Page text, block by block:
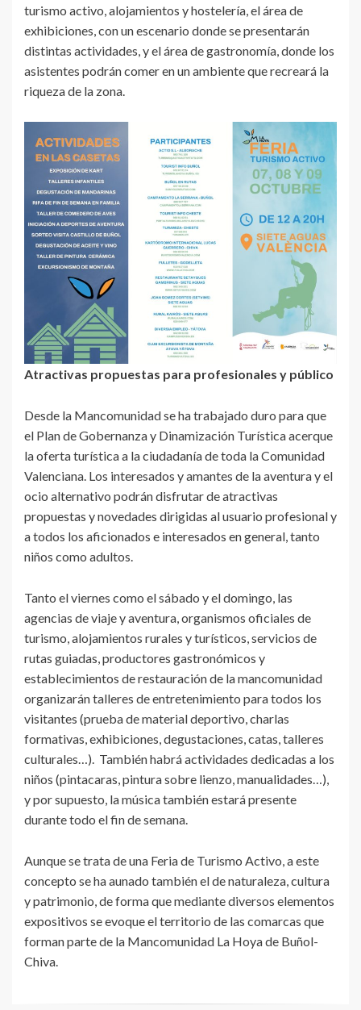
turismo activo, alojamientos y hostelería, el área de
exhibiciones, con un escenario donde se presentarán
distintas actividades, y el área de gastronomía, donde los
asistentes podrán comer en un ambiente que recreará la
riqueza de la zona.
Atractivas propuestas para profesionales y público
Desde la Mancomunidad se ha trabajado duro para que
el Plan de Gobernanza y Dinamización Turística acerque
la oferta turística a la ciudadanía de toda la Comunidad
Valenciana. Los interesados y amantes de la aventura y el
ocio alternativo podrán disfrutar de atractivas
propuestas y novedades dirigidas al usuario profesional y
a todos los aficionados e interesados en general, tanto
niños como adultos.
Tanto el viernes como el sábado y el domingo, las
agencias de viaje y aventura, organismos oficiales de
turismo, alojamientos rurales y turísticos, servicios de
rutas guiadas, productores gastronómicos y
establecimientos de restauración de la mancomunidad
organizarán talleres de entretenimiento para todos los
visitantes (prueba de material deportivo, charlas
formativas, exhibiciones, degustaciones, catas, talleres
culturales…). También habrá actividades dedicadas a los
niños (pintacaras, pintura sobre lienzo, manualidades…),
y por supuesto, la música también estará presente
durante todo el fin de semana.
Aunque se trata de una Feria de Turismo Activo, a este
concepto se ha aunado también el de naturaleza, cultura
y patrimonio, de forma que mediante diversos elementos
expositivos se evoque el territorio de las comarcas que
forman parte de la Mancomunidad La Hoya de Buñol-
Chiva.